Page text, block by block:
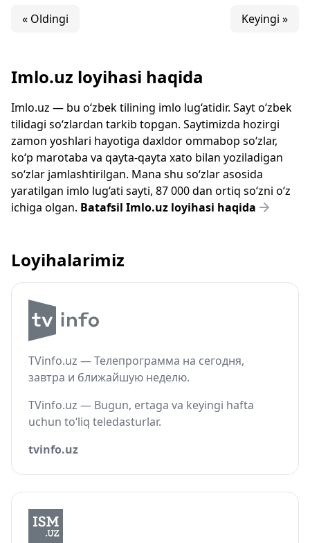
« Oldingi Keyingi »
Imlo.uz loyihasi haqida
Imlo.uz — bu o‘zbek tilining imlo lug‘atidir. Sayt o‘zbek
tilidagi so‘zlardan tarkib topgan. Saytimizda hozirgi
zamon yoshlari hayotiga daxldor ommabop so‘zlar,
ko‘p marotaba va qayta-qayta xato bilan yoziladigan
so‘zlar jamlashtirilgan. Mana shu so‘zlar asosida
yaratilgan imlo lug‘ati sayti, 87 000 dan ortiq so‘zni o‘z
ichiga olgan. Batafsil Imlo.uz loyihasi haqida
Loyihalarimiz
TVinfo.uz — Телепрограмма на сегодня,
завтра и ближайшую неделю.
TVinfo.uz — Bugun, ertaga va keyingi hafta
uchun to‘liq teledasturlar.
tvinfo.uz